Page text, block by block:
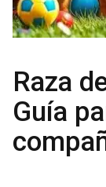
Raza
Guía